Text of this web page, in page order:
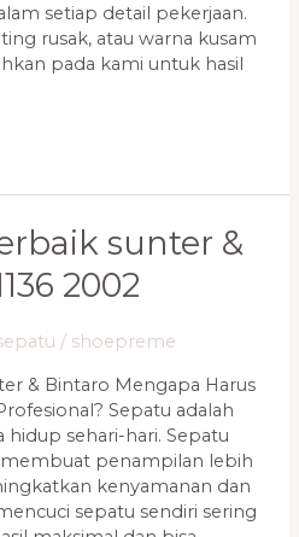
setiap detail pekerjaan.
rusak, atau warna kusam
pada kami untuk hasil
sunter &
2002
/ shoepreme
& Bintaro Mengapa Harus
Sepatu adalah
sehari-hari. Sepatu
penampilan lebih
kenyamanan dan
sepatu sendiri sering